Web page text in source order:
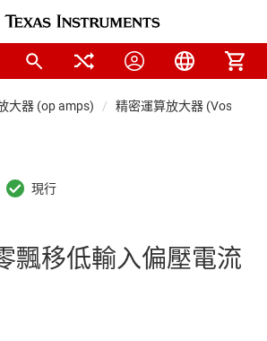
大器 (op amps) 精密運算放大器 (Vos <
飄移低輸入偏壓電流